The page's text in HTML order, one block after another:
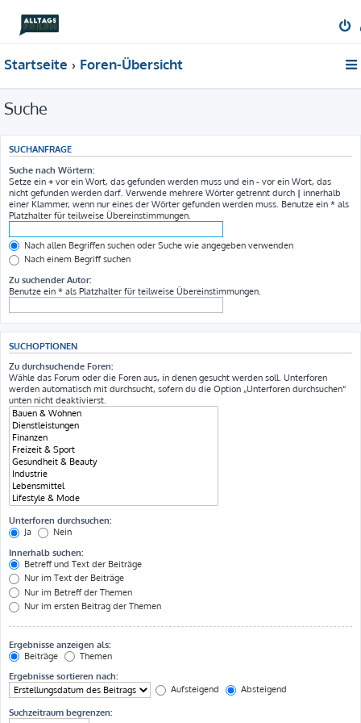
Startseite Foren-Übersicht
Suche
SUCHANFRAGE
Suche nach Wörtern:
Setze ein + vor ein Wort, das gefunden werden muss und ein - vor ein Wort, das
nicht gefunden werden darf. Verwende mehrere Wörter getrennt durch | innerhalb
einer Klammer, wenn nur eines der Wörter gefunden werden muss. Benutze ein * als
Platzhalter für teilweise Übereinstimmungen.
Nach allen Begriffen suchen oder Suche wie angegeben verwenden
Nach einem Begriff suchen
Zu suchender Autor:
Benutze ein * als Platzhalter für teilweise Übereinstimmungen.
SUCHOPTIONEN
Zu durchsuchende Foren:
Wähle das Forum oder die Foren aus, in denen gesucht werden soll. Unterforen
werden automatisch mit durchsucht, sofern du die Option „Unterforen durchsuchen“
unten nicht deaktivierst.
Unterforen durchsuchen:
Ja
Nein
Innerhalb suchen:
Betreff und Text der Beiträge
Nur im Text der Beiträge
Nur im Betreff der Themen
Nur im ersten Beitrag der Themen
Ergebnisse anzeigen als:
Beiträge
Themen
Ergebnisse sortieren nach:
Aufsteigend
Absteigend
Suchzeitraum begrenzen: